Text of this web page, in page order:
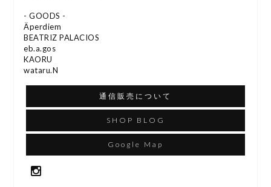
- GOODS -
Äperdiem
BEATRIZ PALACIOS
eb.a.gos
KAORU
wataru.N
通信販売について
SHOP BLOG
Google Map